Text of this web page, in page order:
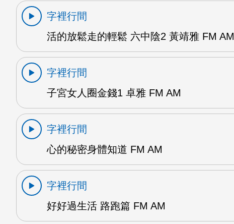
字裡行間
活的放鬆走的輕鬆 六中陰2 黃靖雅 FM AM
字裡行間
子宮女人圈金錢1 卓雅 FM AM
字裡行間
心的秘密身體知道 FM AM
字裡行間
好好過生活 路跑篇 FM AM